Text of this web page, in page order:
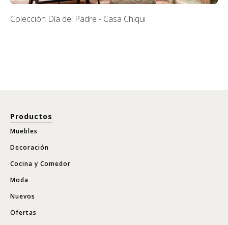
Colección Día del Padre - Casa Chiqui
Productos
Muebles
Decoración
Cocina y Comedor
Moda
Nuevos
Ofertas